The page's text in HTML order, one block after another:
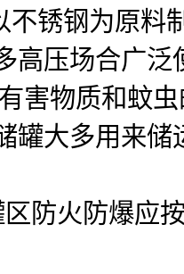
不锈钢为原料
高压场合广
害物质和蚊
罐大多用来
区防火防爆应